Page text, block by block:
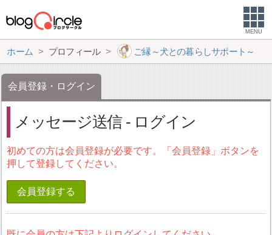
MENU
ホーム プロフィール ご縁～犬との暮らしサポート～
会員登録・ログイン
メッセージ送信 - ログイン
初めての方は会員登録が必要です。「会員登録」ボタンを
押して登録してください。
会員登録する